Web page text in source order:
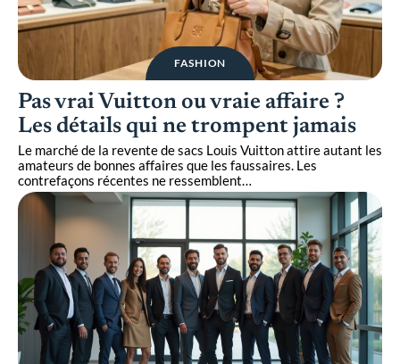
FASHION
Pas vrai Vuitton ou vraie affaire ?
Les détails qui ne trompent jamais
Le marché de la revente de sacs Louis Vuitton attire autant les
amateurs de bonnes affaires que les faussaires. Les
contrefaçons récentes ne ressemblent…